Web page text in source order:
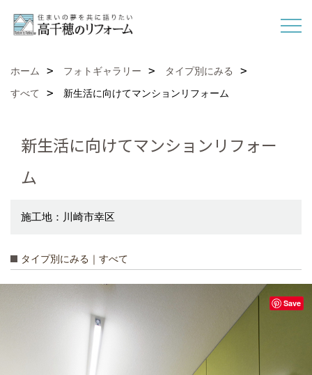
ホーム フォトギャラリー
タイプ別にみる
すべて
新生活に向けてマンションリフォーム
新生活に向けてマンションリフォー
ム
施工地：川崎市幸区
タイプ別にみる｜すべて
Save